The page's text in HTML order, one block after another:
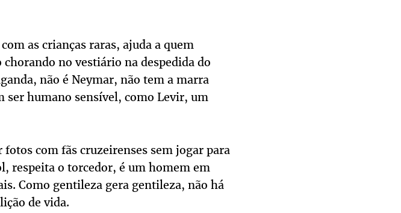
as crianças raras, ajuda a quem
no vestiário na despedida do
não é Neymar, não tem a marra
ser humano sensível, como Levir, um
com fãs cruzeirenses sem jogar para
respeita o torcedor, é um homem em
Como gentileza gera gentileza, não há
de vida.